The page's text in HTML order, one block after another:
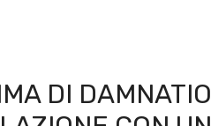
DI DAMNATIO